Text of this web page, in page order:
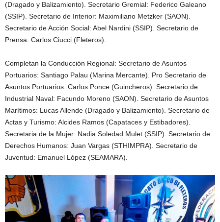
(Dragado y Balizamiento). Secretario Gremial: Federico Galeano
(SSIP). Secretario de Interior: Maximiliano Metzker (SAON).
Secretario de Acción Social: Abel Nardini (SSIP). Secretario de
Prensa: Carlos Ciucci (Fleteros).
Completan la Conducción Regional: Secretario de Asuntos
Portuarios: Santiago Palau (Marina Mercante). Pro Secretario de
Asuntos Portuarios: Carlos Ponce (Guincheros). Secretario de
Industrial Naval: Facundo Moreno (SAON). Secretario de Asuntos
Marítimos: Lucas Allende (Dragado y Balizamiento). Secretario de
Actas y Turismo: Alcides Ramos (Capataces y Estibadores).
Secretaria de la Mujer: Nadia Soledad Mulet (SSIP). Secretario de
Derechos Humanos: Juan Vargas (STHIMPRA). Secretario de
Juventud: Emanuel López (SEAMARA).